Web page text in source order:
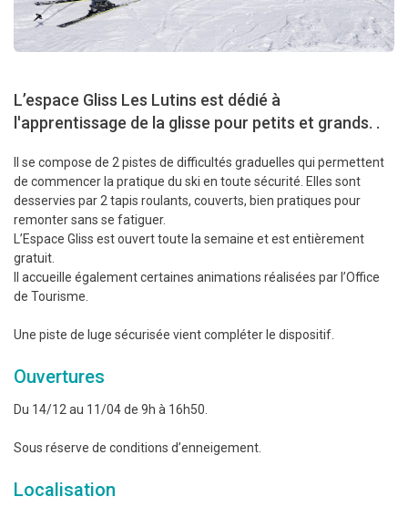
L’espace Gliss Les Lutins est dédié à
l'apprentissage de la glisse pour petits et grands. .
Il se compose de 2 pistes de difficultés graduelles qui permettent
de commencer la pratique du ski en toute sécurité. Elles sont
desservies par 2 tapis roulants, couverts, bien pratiques pour
remonter sans se fatiguer.
L’Espace Gliss est ouvert toute la semaine et est entièrement
gratuit.
Il accueille également certaines animations réalisées par l’Office
de Tourisme.
Une piste de luge sécurisée vient compléter le dispositif.
Ouvertures
Du 14/12 au 11/04 de 9h à 16h50.
Sous réserve de conditions d’enneigement.
Localisation